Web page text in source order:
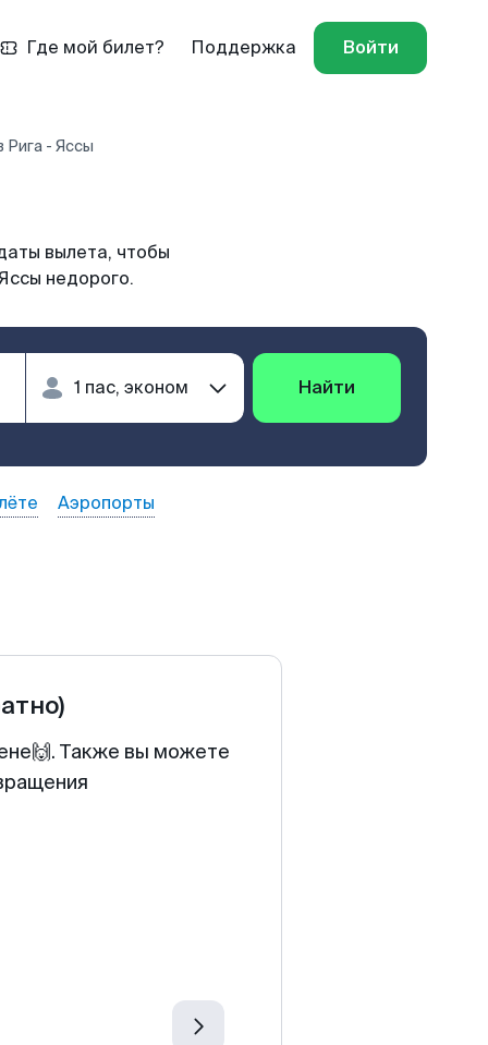
Где мой билет? Поддержка Войти
Рига - Яссы
вылета, чтобы
недорого.
Найти
Аэропорты
Также вы можете